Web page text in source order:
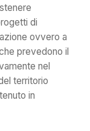
di
ovvero a
prevedono il
nel
territorio
in